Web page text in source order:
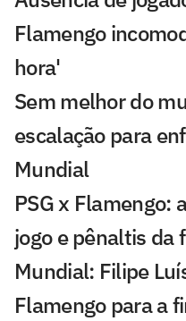
Flamengo
hora'
Sem melhor do
escalação para
Mundial
PSG x Flamengo:
jogo e pênaltis da
Mundial: Filipe
Flamengo para a